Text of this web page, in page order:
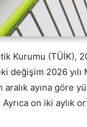
Kurumu (TÜİK),
değişim 2026
aralık ayına göre
on iki aylık